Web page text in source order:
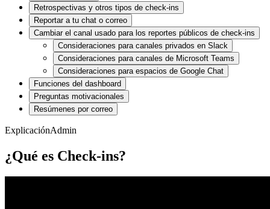
Retrospectivas y otros tipos de check-ins
Reportar a tu chat o correo
Cambiar el canal usado para los reportes públicos de check-ins
Consideraciones para canales privados en Slack
Consideraciones para canales de Microsoft Teams
Consideraciones para espacios de Google Chat
Funciones del dashboard
Preguntas motivacionales
Resúmenes por correo
ExplicaciónAdmin
¿Qué es Check-ins?